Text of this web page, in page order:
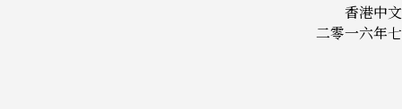
香港中
二零一六年